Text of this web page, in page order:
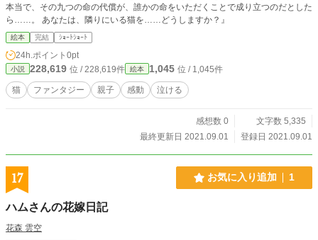
本当で、その九つの命の代償が、誰かの命をいただくことで成り立つのだとした
ら……。 あなたは、隣りにいる猫を……どうしますか？』
絵本 完結 ｼｮｰﾄｼｮｰﾄ
24h.ポイント 0pt
小説 228,619 位 / 228,619件 絵本 1,045 位 / 1,045件
猫 ファンタジー 親子 感動 泣ける
感想数 0
文字数 5,335
最終更新日 2021.09.01
登録日 2021.09.01
17 お気に入り追加 1
ハムさんの花嫁日記
花森 雲空